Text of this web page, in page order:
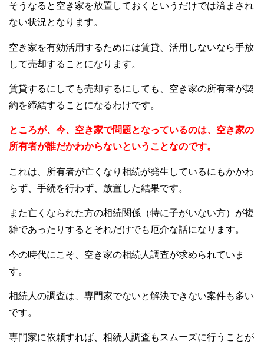
そうなると空き家を放置しておくというだけでは済まされ
ない状況となります。
空き家を有効活用するためには賃貸、活用しないなら手放
して売却することになります。
賃貸するにしても売却するにしても、空き家の所有者が契
約を締結することになるわけです。
ところが、今、空き家で問題となっているのは、空き家の
所有者が誰だかわからないということなのです。
これは、所有者が亡くなり相続が発生しているにもかかわ
らず、手続を行わず、放置した結果です。
また亡くなられた方の相続関係（特に子がいない方）が複
雑であったりするとそれだけでも厄介な話になります。
今の時代にこそ、空き家の相続人調査が求められていま
す。
相続人の調査は、専門家でないと解決できない案件も多い
です。
専門家に依頼すれば、相続人調査もスムーズに行うことが